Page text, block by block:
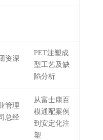
资深
PET注塑成
型工艺及缺
陷分析
管理
总经
从富士康百
模通配案例
到安定化注
塑